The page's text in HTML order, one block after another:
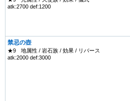
atk:2700 def:1200
禁忌の壺
★9
地属性 / 岩石族 / 効果 / リバース
atk:2000 def:3000